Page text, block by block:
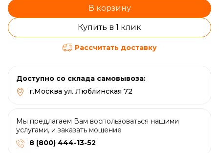
В корзину
Купить в 1 клик
Рассчитать доставку
Доступно со склада самовывоза:
г.Москва ул. Люблинская 72
Мы предлагаем Вам воспользоваться нашими
услугами, и заказать мощение
8 (800) 444-13-52